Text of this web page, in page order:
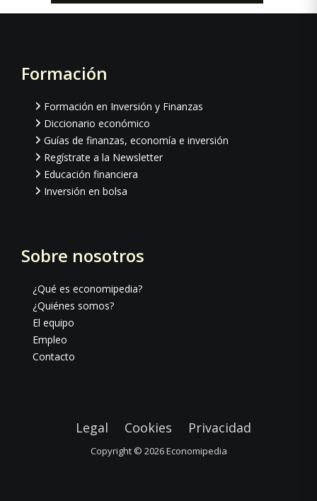
Footer
Formación
Formación en Inversión y Finanzas
Diccionario económico
Guías de finanzas, economía e inversión
Regístrate a la Newsletter
Educación financiera
Inversión en bolsa
Sobre nosotros
¿Qué es economipedia?
¿Quiénes somos?
El equipo
Empleo
Contacto
Legal Cookies Privacidad
Copyright © 2026Economipedia